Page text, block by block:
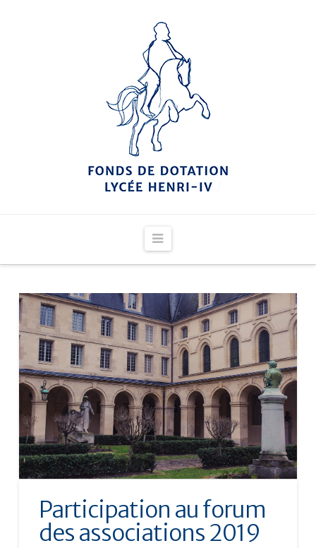
Navigation
Participation au forum
des associations 2019